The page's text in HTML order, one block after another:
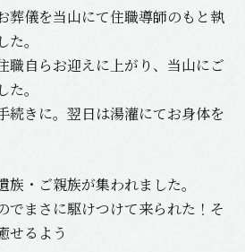
葬儀を当山にて住職導師のもと執
。
職自らお迎えに上がり、当山にご
。
続きに。翌日は湯灌にてお身体を
・ご親族が集われました。
でまさに駆けつけて来られた！そ
せるよう